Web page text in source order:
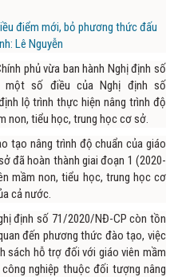
điểm mới, bỏ phương thức đấu
Lê Nguyễn
phủ vừa ban hành Nghị định số
một số điều của Nghị định số
lộ trình thực hiện nâng trình độ
non, tiểu học, trung học cơ sở.
tạo nâng trình độ chuẩn của giáo
đã hoàn thành giai đoạn 1 (2020-
mầm non, tiểu học, trung học cơ
cả nước.
định số 71/2020/NĐ-CP còn tồn
đến phương thức đào tạo, việc
sách hỗ trợ đối với giáo viên mầm
nghiệp thuộc đối tượng nâng